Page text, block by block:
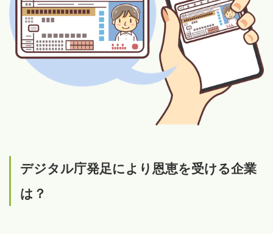
デジタル庁発足により恩恵を受ける企業
は？